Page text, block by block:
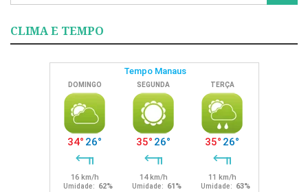
CLIMA E TEMPO